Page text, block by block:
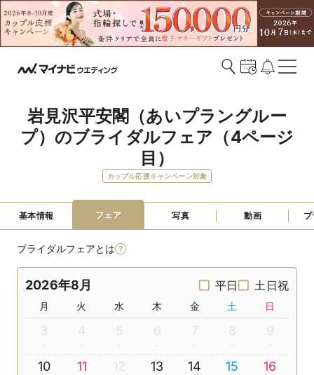
岩見沢平安閣（あいプラングルー
プ）のブライダルフェア（4ページ
目）
カップル応援キャンペーン対象
基本情報 フェア 写真 動画
ブライダルフェアとは
2026年8月 平日 土日祝
月 火 水 木 金 土 日
3 4 5 6 7 8 9
10 11 12 13 14 15 16